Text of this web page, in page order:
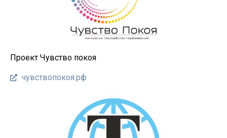
Проект Чувство покоя
чувствопокоя.рф